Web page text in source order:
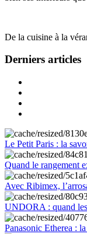
De la cuisine à la
Derniers articles
Le Petit Paris : la
Quand le rangement
Avec Ribimex,
UNDORA : quand
Panasonic Etherea :